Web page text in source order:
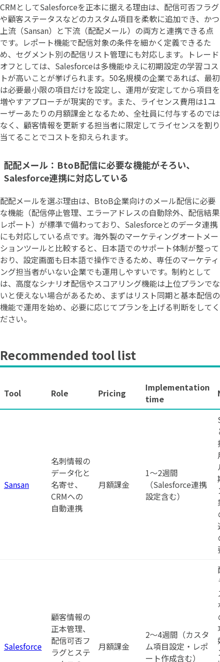
CRMとしてSalesforceを正本に据える理由は、配信可否フラグ
や顧客ステータスなどのカスタム項目を柔軟に追加でき、かつ
上流（Sansan）と下流（配配メール）の両方と連携できる点
です。レポート機能で配信対象の条件を細かく定義できるた
め、セグメント別の配信リスト管理にも対応します。トレード
オフとしては、Salesforceは多機能ゆえに初期設定の学習コス
トが高いことが挙げられます。50名規模の企業であれば、最初
は必要最小限の項目だけを設定し、運用が安定してから項目を
増やすアプローチが現実的です。また、ライセンス費用は1ユ
ーザーあたりの月額課金となるため、全社員に付与するのでは
なく、顧客情報を更新する担当者に限定してライセンスを割り
当てることでコストを抑えられます。
配配メール：BtoB配信に必要な機能がそろい、
Salesforce連携に対応している
配配メールを選ぶ理由は、BtoB企業向けのメール配信に必要
な機能（配信停止管理、エラーアドレスの自動除外、配信結果
レポート）が標準で備わっており、Salesforceとのデータ連携
にも対応している点です。海外製のマーケティングオートメー
ションツールと比較すると、日本語でのサポート体制が整って
おり、設定画面も日本語で操作できるため、専任のマーケティ
ング担当者がいない企業でも運用しやすいです。制約として
は、高度なシナリオ配信やスコアリング機能は上位プランでな
いと使えない場合があるため、まずはリスト同期と基本配信の
機能で運用を始め、必要に応じてプランを上げる判断をしてく
ださい。
Recommended tool list
Tool Role Pricing
Implementation
time
Sansan
名刺情報の
データ化と
名寄せ、
CRMへの
自動連携
月額課金
1〜2週間
（Salesforce連携
設定含む）
Salesforce
顧客情報の
正本管理、
配信可否フ
ラグとステ
月額課金
2〜4週間（カスタ
ム項目設定・レポ
ート作成含む）